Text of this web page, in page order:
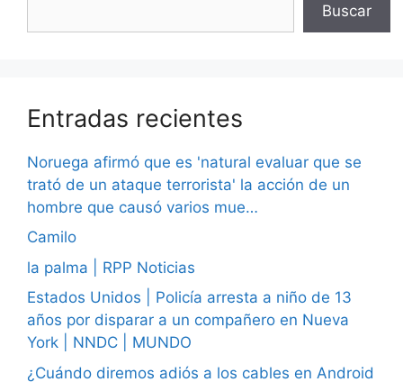
Buscar
Entradas recientes
Noruega afirmó que es 'natural evaluar que se
trató de un ataque terrorista' la acción de un
hombre que causó varios mue…
Camilo
la palma | RPP Noticias
Estados Unidos | Policía arresta a niño de 13
años por disparar a un compañero en Nueva
York | NNDC | MUNDO
¿Cuándo diremos adiós a los cables en Android